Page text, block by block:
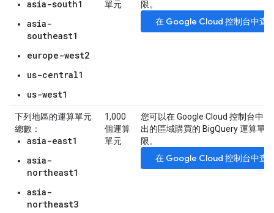
asia-south1
asia-
southeast1
europe-west2
us-central1
us-west1
單元
限。
在 Google Cloud 控制台中查
下列地區的運算單元
總數：
asia-east1
asia-
northeast1
asia-
northeast3
1,000
個運算
單元
您可以在 Google Cloud 控制台中
出的區域購買的 BigQuery 運算單
限。
在 Google Cloud 控制台中查